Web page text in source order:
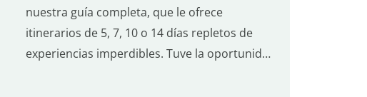
nuestra guía completa, que le ofrece
itinerarios de 5, 7, 10 o 14 días repletos de
experiencias imperdibles. Tuve la oportunidad